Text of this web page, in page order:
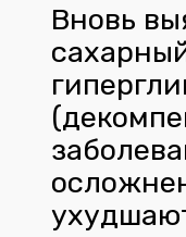
Вновь